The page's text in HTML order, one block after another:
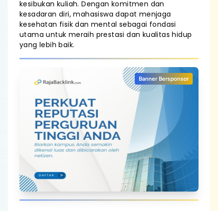
kesibukan kuliah. Dengan komitmen dan
kesadaran diri, mahasiswa dapat menjaga
kesehatan fisik dan mental sebagai fondasi
utama untuk meraih prestasi dan kualitas hidup
yang lebih baik.
Banner Bersponsor